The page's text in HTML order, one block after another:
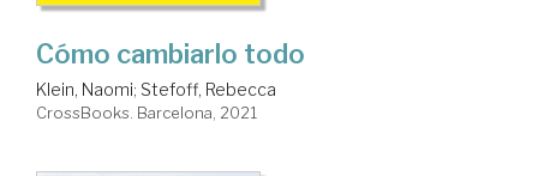
Cómo cambiarlo todo
Klein, Naomi; Stefoff, Rebecca
CrossBooks. Barcelona, 2021